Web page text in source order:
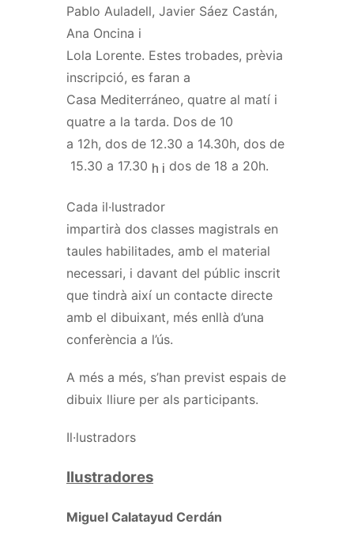
Pablo Auladell, Javier Sáez Castán,
Ana Oncina i
Lola Lorente. Estes trobades, prèvia
inscripció, es faran a
Casa Mediterráneo, quatre al matí i
quatre a la tarda. Dos de 10
a 12h, dos de 12.30 a 14.30h, dos de
15.30 a 17.30 h i dos de 18 a 20h.
Cada il·lustrador
impartirà dos classes magistrals en
taules habilitades, amb el material
necessari, i davant del públic inscrit
que tindrà així un contacte directe
amb el dibuixant, més enllà d’una
conferència a l’ús.
A més a més, s’han previst espais de
dibuix lliure per als participants.
Il·lustradors
Ilustradores
Miguel Calatayud Cerdán